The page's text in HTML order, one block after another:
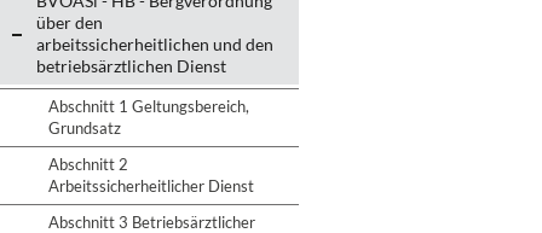
über den
arbeitssicherheitlichen und den
betriebsärztlichen Dienst
Abschnitt 1 Geltungsbereich,
Grundsatz
Abschnitt 2
Arbeitssicherheitlicher Dienst
Abschnitt 3 Betriebsärztlicher